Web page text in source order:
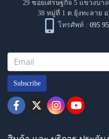
29 ซอยเศรษฐกิจ 5 แขวงบา
38 หมู่ที่ 1 ต.ยุ้งทะลาย
โทรศัพท์ : 095
Subscribe